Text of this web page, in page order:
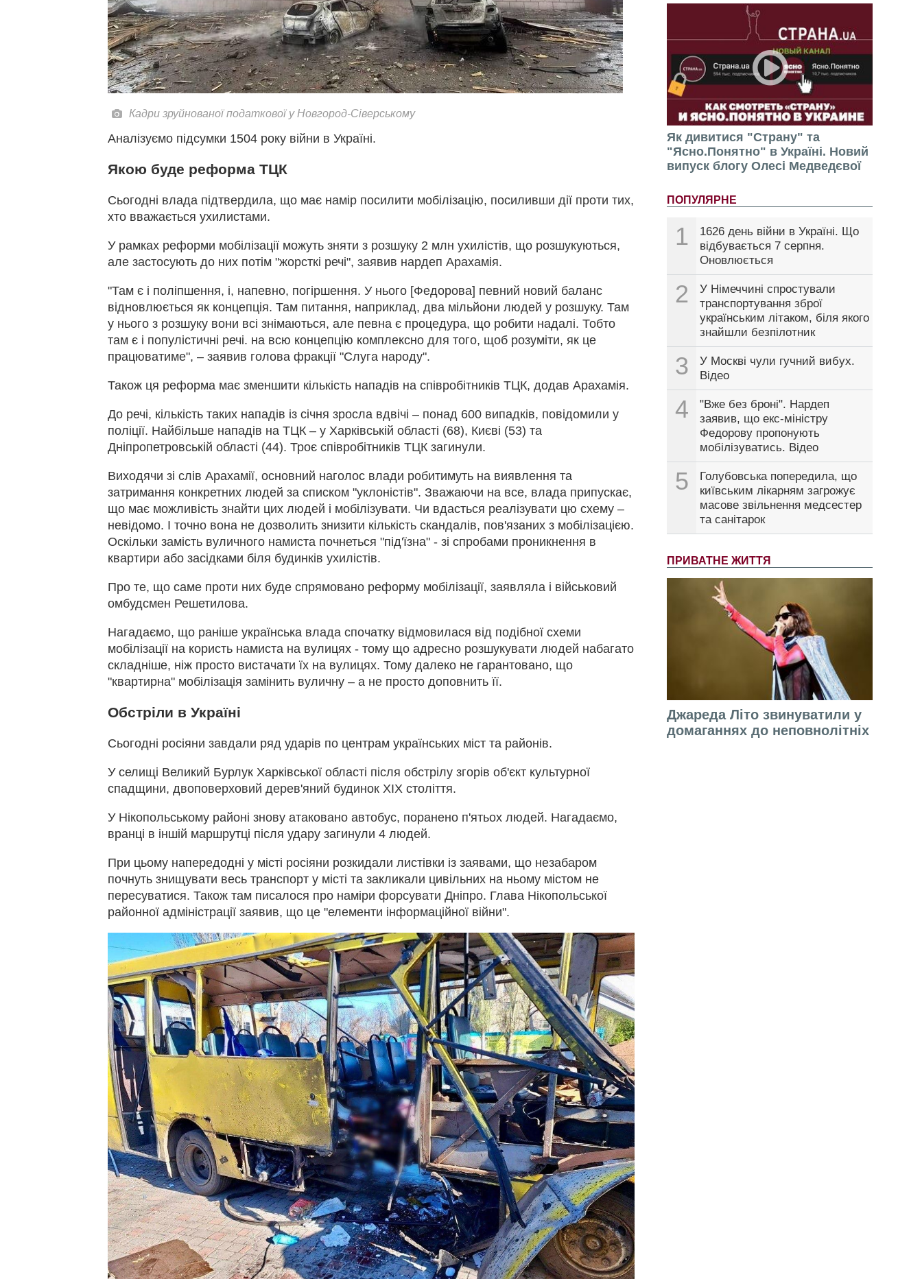
Як дивитися "Страну" та
"Ясно.Понятно" в Україні. Новий
випуск блогу Олесі Медведєвої
ПОПУЛЯРНЕ
1
1626 день війни в Україні. Що
відбувається 7 серпня.
Оновлюється
2
У Німеччині спростували
транспортування зброї
українським літаком, біля якого
знайшли безпілотник
3
У Москві чули гучний вибух.
Відео
4
"Вже без броні". Нардеп
заявив, що екс-міністру
Федорову пропонують
мобілізуватись. Відео
5
Голубовська попередила, що
київським лікарням загрожує
масове звільнення медсестер
та санітарок
ПРИВАТНЕ ЖИТТЯ
Джареда Літо звинуватили у
домаганнях до неповнолітніх
Кадри зруйнованої податкової у Новгород-Сіверському
Аналізуємо підсумки 1504 року війни в Україні.
Якою буде реформа ТЦК
Сьогодні влада підтвердила, що має намір посилити мобілізацію, посиливши дії проти тих,
хто вважається ухилистами.
У рамках реформи мобілізації можуть зняти з розшуку 2 млн ухилістів, що розшукуються,
але застосують до них потім "жорсткі речі", заявив нардеп Арахамія.
"Там є і поліпшення, і, напевно, погіршення. У нього [Федорова] певний новий баланс
відновлюється як концепція. Там питання, наприклад, два мільйони людей у розшуку. Там
у нього з розшуку вони всі знімаються, але певна є процедура, що робити надалі. Тобто
там є і популістичні речі. на всю концепцію комплексно для того, щоб розуміти, як це
працюватиме", – заявив голова фракції "Слуга народу".
Також ця реформа має зменшити кількість нападів на співробітників ТЦК, додав Арахамія.
До речі, кількість таких нападів із січня зросла вдвічі – понад 600 випадків, повідомили у
поліції. Найбільше нападів на ТЦК – у Харківській області (68), Києві (53) та
Дніпропетровській області (44). Троє співробітників ТЦК загинули.
Виходячи зі слів Арахамії, основний наголос влади робитимуть на виявлення та
затримання конкретних людей за списком "уклоністів". Зважаючи на все, влада припускає,
що має можливість знайти цих людей і мобілізувати. Чи вдасться реалізувати цю схему –
невідомо. І точно вона не дозволить знизити кількість скандалів, пов'язаних з мобілізацією.
Оскільки замість вуличного намиста почнеться "під'їзна" - зі спробами проникнення в
квартири або засідками біля будинків ухилістів.
Про те, що саме проти них буде спрямовано реформу мобілізації, заявляла і військовий
омбудсмен Решетилова.
Нагадаємо, що раніше українська влада спочатку відмовилася від подібної схеми
мобілізації на користь намиста на вулицях - тому що адресно розшукувати людей набагато
складніше, ніж просто вистачати їх на вулицях. Тому далеко не гарантовано, що
"квартирна" мобілізація замінить вуличну – а не просто доповнить її.
Обстріли в Україні
Сьогодні росіяни завдали ряд ударів по центрам українських міст та районів.
У селищі Великий Бурлук Харківської області після обстрілу згорів об'єкт культурної
спадщини, двоповерховий дерев'яний будинок ХІХ століття.
У Нікопольському районі знову атаковано автобус, поранено п'ятьох людей. Нагадаємо,
вранці в іншій маршрутці після удару загинули 4 людей.
При цьому напередодні у місті росіяни розкидали листівки із заявами, що незабаром
почнуть знищувати весь транспорт у місті та закликали цивільних на ньому містом не
пересуватися. Також там писалося про наміри форсувати Дніпро. Глава Нікопольської
районної адміністрації заявив, що це "елементи інформаційної війни".